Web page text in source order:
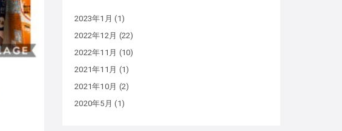
2023年1月 (1)
2022年12月 (22)
2022年11月 (10)
2021年11月 (1)
2021年10月 (2)
2020年5月 (1)